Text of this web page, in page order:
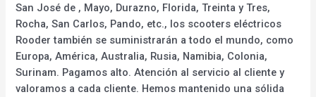
San José de , Mayo, Durazno, Florida, Treinta y Tres,
Rocha, San Carlos, Pando, etc., los scooters eléctricos
Rooder también se suministrarán a todo el mundo, como
Europa, América, Australia, Rusia, Namibia, Colonia,
Surinam. Pagamos alto. Atención al servicio al cliente y
valoramos a cada cliente. Hemos mantenido una sólida